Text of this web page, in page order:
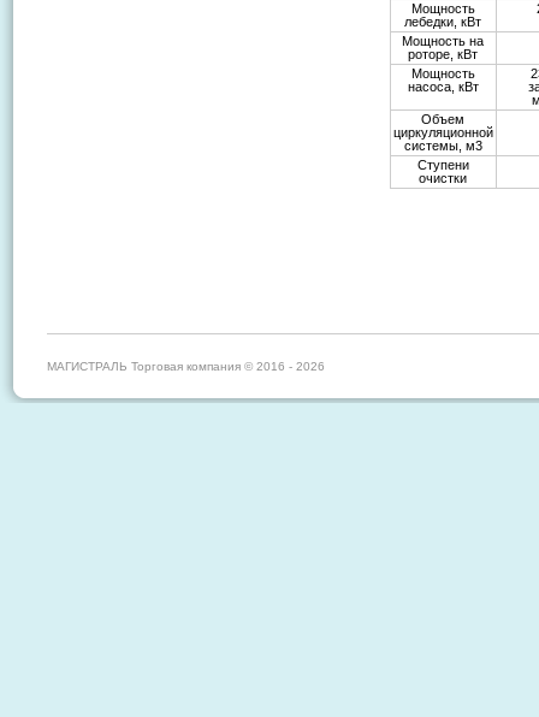
Мощность
лебедки, кВт
Мощность на
роторе, кВт
Мощность
насоса, кВт
Объем
циркуляционной
системы, м3
Ступени
очистки
МАГИСТРАЛЬ Торговая компания © 2016 - 2026